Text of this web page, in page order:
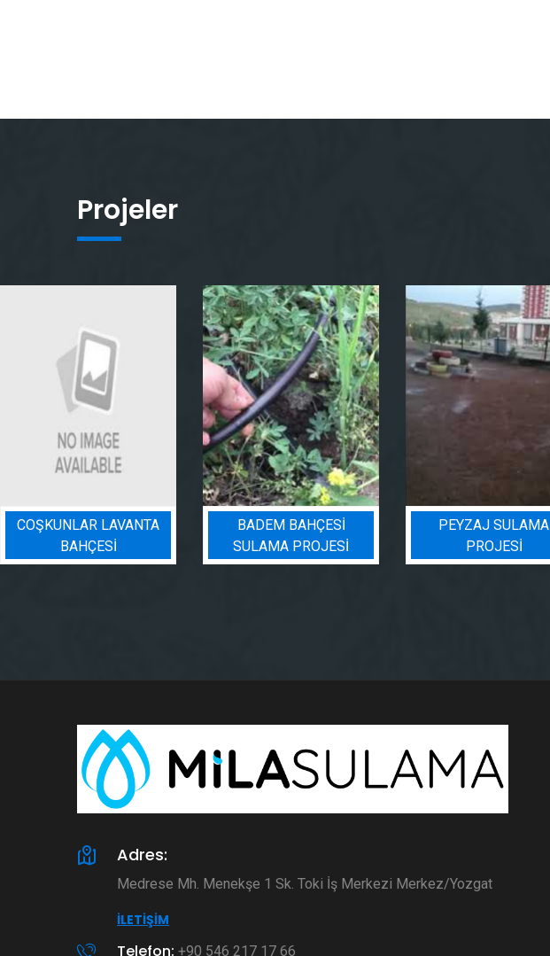
Projeler
COŞKUNLAR LAVANTA
BAHÇESİ
BADEM BAHÇESI
SULAMA PROJESI
PEYZAJ SULAMA
PROJESI
Adres:
Medrese Mh. Menekşe 1 Sk. Toki İş Merkezi Merkez/Yozgat
İLETIŞIM
Telefon: +90 546 217 17 66